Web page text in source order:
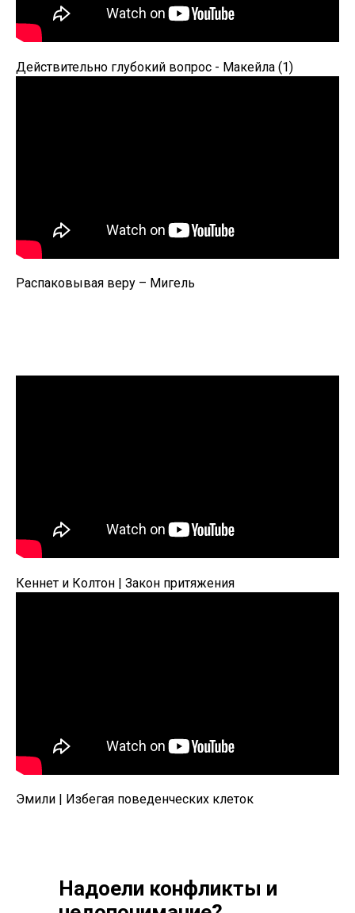
Действительно глубокий вопрос - Макейла (1)
Распаковывая веру – Мигель
Кеннет и Колтон | Закон притяжения
Эмили | Избегая поведенческих клеток
Надоели конфликты и